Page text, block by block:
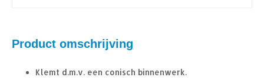
Product omschrijving
Klemt d.m.v. een conisch binnenwerk.